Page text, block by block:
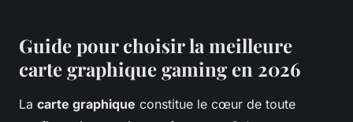
Guide pour choisir la meilleure
carte graphique gaming en 2026
La carte graphique constitue le cœur de toute